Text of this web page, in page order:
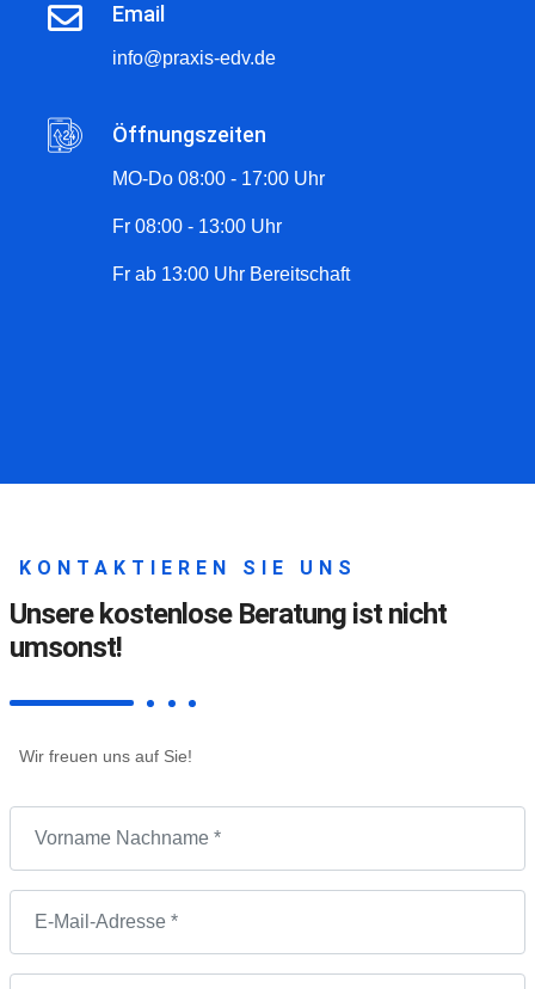
Email
info@praxis-edv.de
Öffnungszeiten
MO-Do 08:00 - 17:00 Uhr
Fr 08:00 - 13:00 Uhr
Fr ab 13:00 Uhr Bereitschaft
KONTAKTIEREN SIE UNS
Unsere kostenlose Beratung ist nicht
umsonst!
Wir freuen uns auf Sie!